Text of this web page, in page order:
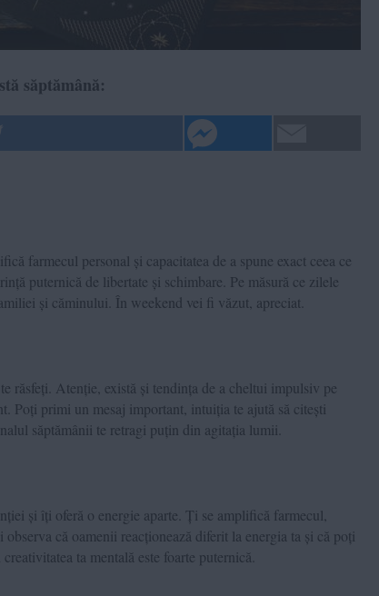
săptămână:
farmecul personal și capacitatea de a spune exact ceea ce
puternică de libertate și schimbare. Pe măsură ce zilele
și căminului. În weekend vei fi văzut, apreciat.
răsfeți. Atenție, există și tendința de a cheltui impulsiv pe
Poți primi un mesaj important, intuiția te ajută să citești
săptămânii te retragi puțin din agitația lumii.
și îți oferă o energie aparte. Ți se amplifică farmecul,
că oamenii reacționează diferit la energia ta și că poți
ta mentală este foarte puternică.